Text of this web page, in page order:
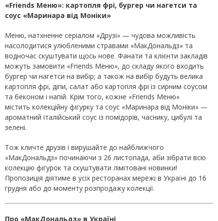
«Friends Меню»: картопля фрі, бургер чи нагетси та
соус «Маринара від Моніки»
Меню, натхненне серіалом «Друзі» — чудова можливість
насолодитися улюбленими стравами «МакДональдз» та
водночас скуштувати щось нове. Фанати та клієнти закладів
можуть замовити «Friends Меню», до складу якого входить
бургер чи нагетси на вибір; а також на вибір будуть велика
картопля фрі, діпи, салат або картопля фрі із сирним соусом
та беконом і напій. Крім того, кожне «Friends Меню»
містить колекційну фігурку та соус «Маринара від Моніки» —
ароматний італійський соус із помідорів, часнику, цибулі та
зелені.
Тож кличте друзів і вирушайте до найближчого
«МакДональдз» починаючи з 26 листопада, аби зібрати всю
колекцію фігурок та скуштувати лімітовані новинки!
Пропозиція діятиме в усіх ресторанах мережі в Україні до 16
грудня або до моменту розпродажу колекції.
Про «МакДональдз» в Україні